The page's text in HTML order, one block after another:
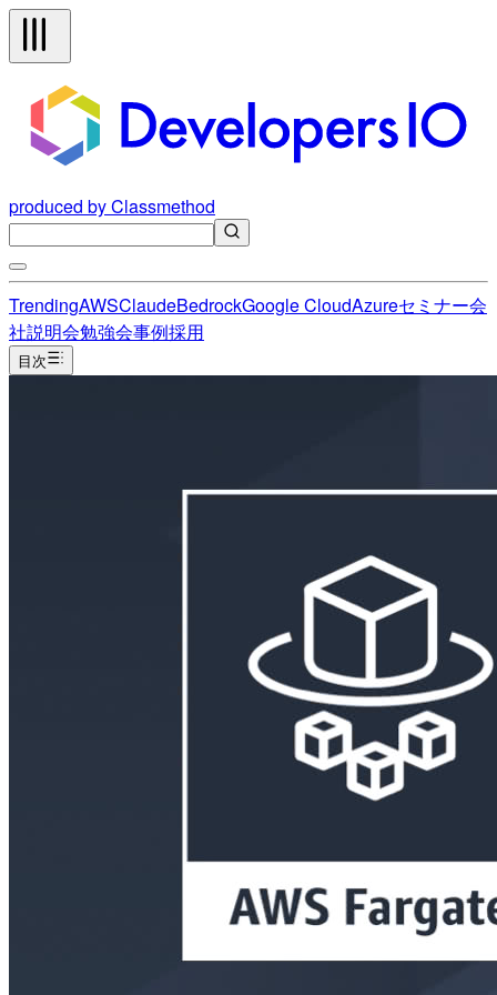
produced by Classmethod
TrendingAWSClaudeBedrockGoogle CloudAzureセミナー会
社説明会勉強会事例採用
目次